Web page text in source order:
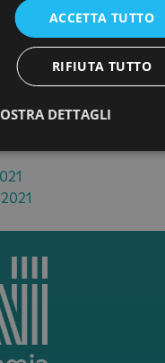
Ricerca, rilascia
a distanza
dei requisiti che
iniziale e sul
efficienza ed
ai fini
riconosciuti.
ACCETTA TUTTO
RIFIUTA TUTTO
DETTAGLI